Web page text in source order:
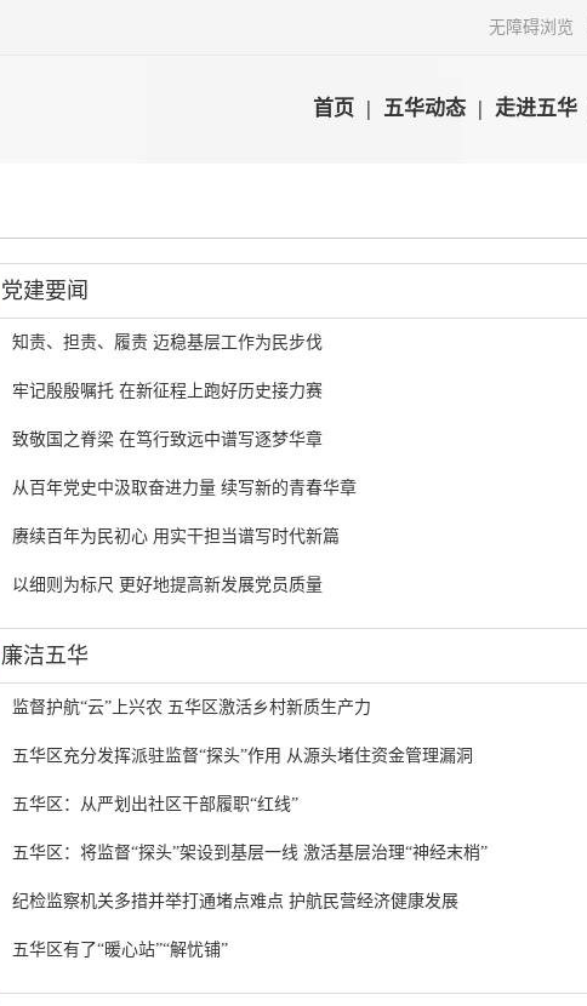
无障碍浏览
首页 | 五华动态 | 走进五华
党建要闻
知责、担责、履责 迈稳基层工作为民步伐
牢记殷殷嘱托 在新征程上跑好历史接力赛
致敬国之脊梁 在笃行致远中谱写逐梦华章
从百年党史中汲取奋进力量 续写新的青春华章
赓续百年为民初心 用实干担当谱写时代新篇
以细则为标尺 更好地提高新发展党员质量
廉洁五华
监督护航“云”上兴农 五华区激活乡村新质生产力
五华区充分发挥派驻监督“探头”作用 从源头堵住资金管理漏洞
五华区：从严划出社区干部履职“红线”
五华区：将监督“探头”架设到基层一线 激活基层治理“神经末梢”
纪检监察机关多措并举打通堵点难点 护航民营经济健康发展
五华区有了“暖心站”“解忧铺”